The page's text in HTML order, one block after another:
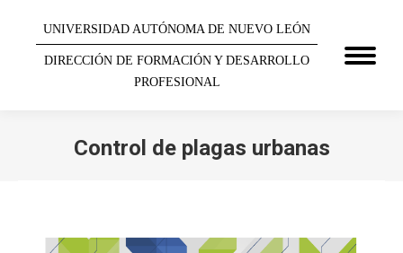
UNIVERSIDAD AUTÓNOMA DE NUEVO LEÓN
DIRECCIÓN DE FORMACIÓN Y DESARROLLO
PROFESIONAL
Control de plagas urbanas